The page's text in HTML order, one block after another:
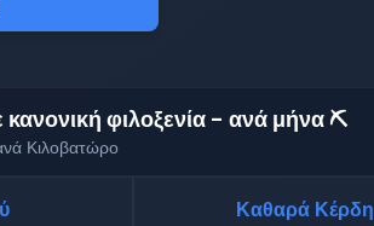
φιλοξενία - ανά μήνα ⛏️
Κιλοβατώρο
Καθαρά Κέρδη